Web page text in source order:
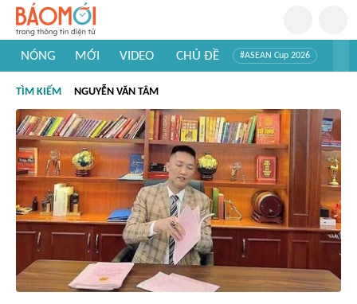
NÓNG MỚI VIDEO CHỦ ĐỀ #ASEAN Cup 2026
#Khám phá thế giới
TÌM KIẾM NGUYỄN VĂN TÂM